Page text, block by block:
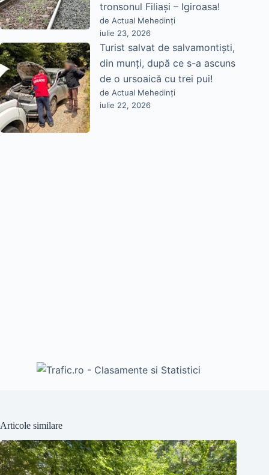
tronsonul Filiași – Igiroasa!
de Actual Mehedinți
iulie 23, 2026
Turist salvat de salvamontiști,
din munți, după ce s-a ascuns
de o ursoaică cu trei pui!
de Actual Mehedinți
iulie 22, 2026
Articole similare